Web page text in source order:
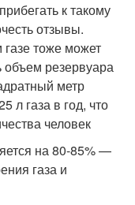
к такому
отзывы.
тоже может
объем резервуара
метр
л газа в год, что
человек
на 80-85% —
газа и